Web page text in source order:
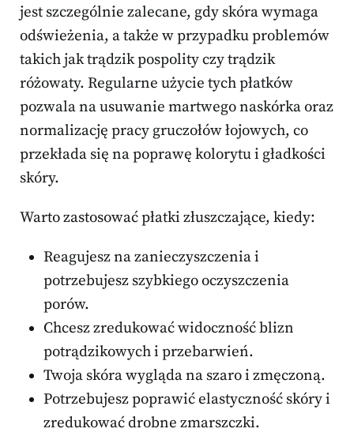
jest szczególnie zalecane, gdy skóra wymaga
odświeżenia, a także w przypadku problemów
takich jak trądzik pospolity czy trądzik
różowaty. Regularne użycie tych płatków
pozwala na usuwanie martwego naskórka oraz
normalizację pracy gruczołów łojowych, co
przekłada się na poprawę kolorytu i gładkości
skóry.
Warto zastosować płatki złuszczające, kiedy:
Reagujesz na zanieczyszczenia i
potrzebujesz szybkiego oczyszczenia
porów.
Chcesz zredukować widoczność blizn
potrądzikowych i przebarwień.
Twoja skóra wygląda na szaro i zmęczoną.
Potrzebujesz poprawić elastyczność skóry i
zredukować drobne zmarszczki.